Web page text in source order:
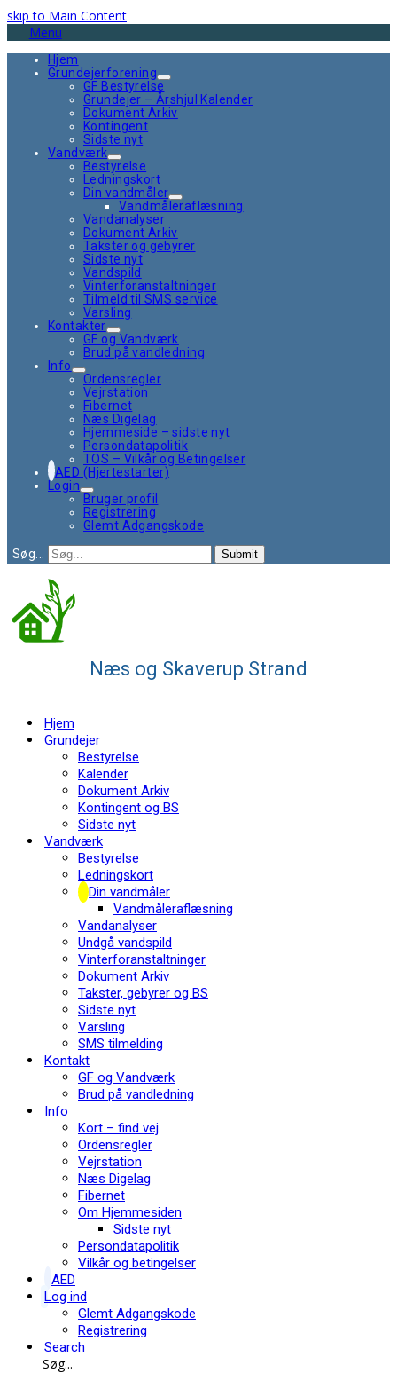
skip to Main Content
Menu
Hjem
Grundejerforening
GF Bestyrelse
Grundejer – Årshjul Kalender
Dokument Arkiv
Kontingent
Sidste nyt
Vandværk
Bestyrelse
Ledningskort
Din vandmåler
Vandmåleraflæsning
Vandanalyser
Dokument Arkiv
Takster og gebyrer
Sidste nyt
Vandspild
Vinterforanstaltninger
Tilmeld til SMS service
Varsling
Kontakter
GF og Vandværk
Brud på vandledning
Info
Ordensregler
Vejrstation
Fibernet
Næs Digelag
Hjemmeside – sidste nyt
Persondatapolitik
TOS – Vilkår og Betingelser
AED (Hjertestarter)
Login
Bruger profil
Registrering
Glemt Adgangskode
Søg...
Submit
Næs og Skaverup Strand
Hjem
Grundejer
Bestyrelse
Kalender
Dokument Arkiv
Kontingent og BS
Sidste nyt
Vandværk
Bestyrelse
Ledningskort
Din vandmåler
Vandmåleraflæsning
Vandanalyser
Undgå vandspild
Vinterforanstaltninger
Dokument Arkiv
Takster, gebyrer og BS
Sidste nyt
Varsling
SMS tilmelding
Kontakt
GF og Vandværk
Brud på vandledning
Info
Kort – find vej
Ordensregler
Vejrstation
Næs Digelag
Fibernet
Om Hjemmesiden
Sidste nyt
Persondatapolitik
Vilkår og betingelser
AED
Log ind
Glemt Adgangskode
Registrering
Search
Søg...